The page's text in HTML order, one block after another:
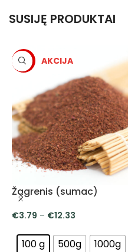
SUSIJĘ PRODUKTAI
-5%
Žagrenis (sumac)
€3.79 – €12.33
100 g 500g 1000g